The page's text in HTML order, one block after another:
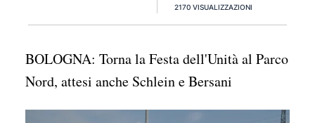
2170 VISUALIZZAZIONI
BOLOGNA: Torna la Festa dell'Unità al Parco
Nord, attesi anche Schlein e Bersani